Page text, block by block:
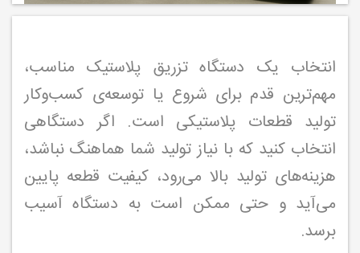
انتخاب یک دستگاه تزریق پلاستیک مناسب،
مهم‌ترین قدم برای شروع یا توسعه‌ی کسب‌وکار
تولید قطعات پلاستیکی است. اگر دستگاهی
انتخاب کنید که با نیاز تولید شما هماهنگ نباشد،
هزینه‌های تولید بالا می‌رود، کیفیت قطعه پایین
می‌آید و حتی ممکن است به دستگاه آسیب
برسد.